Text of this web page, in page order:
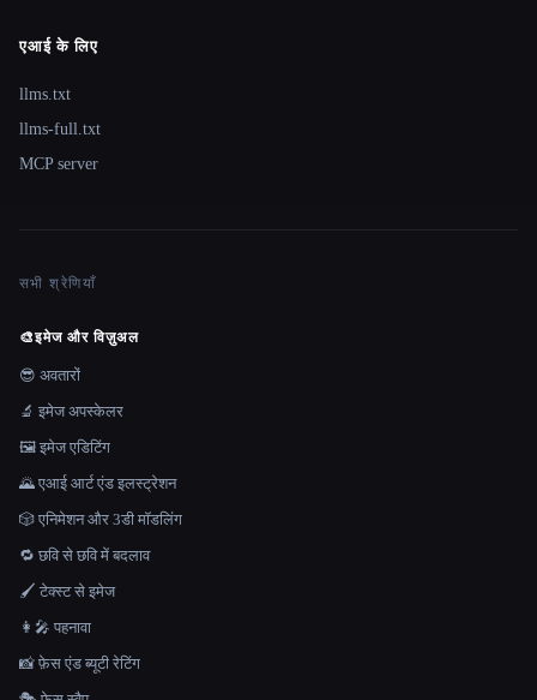
एआई के लिए
llms.txt
llms-full.txt
MCP server
सभी श्रेणियाँ
🎨इमेज और विज़ुअल
😎 अवतारों
🔬 इमेज अपस्केलर
🖼️ इमेज एडिटिंग
🌄 एआई आर्ट एंड इलस्ट्रेशन
🎲 एनिमेशन और 3डी मॉडलिंग
🔁 छवि से छवि में बदलाव
🖌️ टेक्स्ट से इमेज
👩‍🎤 पहनावा
📸 फ़ेस एंड ब्यूटी रेटिंग